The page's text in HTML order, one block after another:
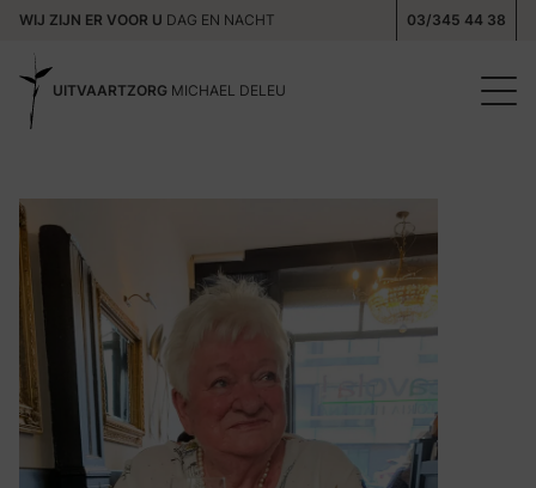
WIJ ZIJN ER VOOR U DAG EN NACHT 03/345 44 38
UITVAARTZORG MICHAEL DELEU